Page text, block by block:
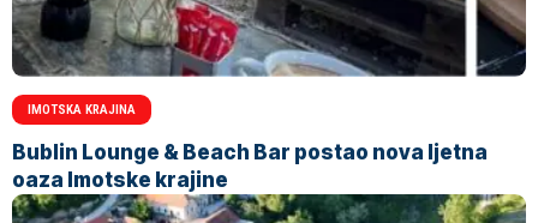
IMOTSKA KRAJINA
Bublin Lounge & Beach Bar postao nova ljetna
oaza Imotske krajine